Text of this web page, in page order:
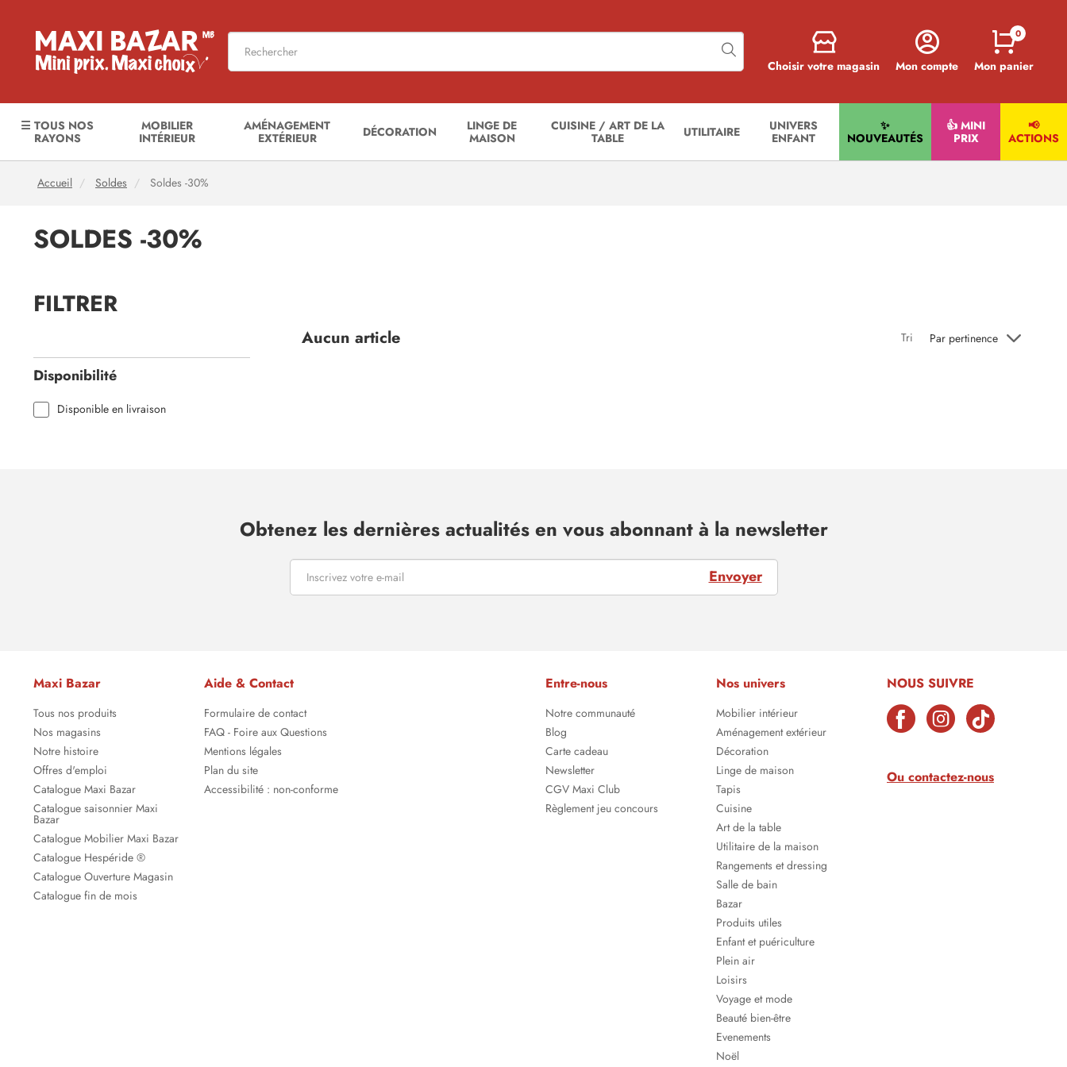
Choisir votre magasin Mon compte Mon panier
0
☰ TOUS NOS
RAYONS
MOBILIER
INTÉRIEUR
AMÉNAGEMENT
EXTÉRIEUR
DÉCORATION
LINGE DE
MAISON
CUISINE / ART DE LA
TABLE
UTILITAIRE
UNIVERS
ENFANT
✨
NOUVEAUTÉS
👍 MINI
PRIX
📢
ACTIONS
Accueil Soldes Soldes -30%
SOLDES -30%
FILTRER
Disponibilité
Disponible en livraison
Tri Par pertinence
Aucun article
Obtenez les dernières actualités en vous abonnant à la newsletter
Envoyer
Maxi Bazar
Tous nos produits
Nos magasins
Notre histoire
Offres d'emploi
Catalogue Maxi Bazar
Catalogue saisonnier Maxi
Bazar
Catalogue Mobilier Maxi Bazar
Catalogue Hespéride ®
Catalogue Ouverture Magasin
Catalogue fin de mois
Aide & Contact
Formulaire de contact
FAQ - Foire aux Questions
Mentions légales
Plan du site
Accessibilité : non-conforme
Entre-nous
Notre communauté
Blog
Carte cadeau
Newsletter
CGV Maxi Club
Règlement jeu concours
Nos univers
Mobilier intérieur
Aménagement extérieur
Décoration
Linge de maison
Tapis
Cuisine
Art de la table
Utilitaire de la maison
Rangements et dressing
Salle de bain
Bazar
Produits utiles
Enfant et puériculture
Plein air
Loisirs
Voyage et mode
Beauté bien-être
Evenements
Noël
NOUS SUIVRE
Ou contactez-nous